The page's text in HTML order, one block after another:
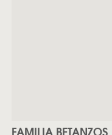
FAMILIA BETANZOS